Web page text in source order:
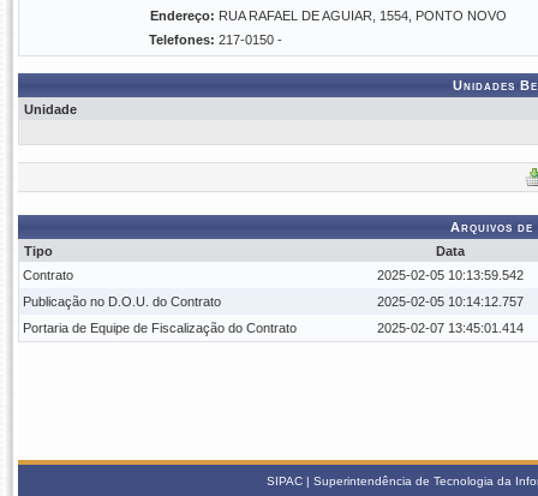
Endereço: RUA RAFAEL DE AGUIAR, 1554, PONTO NOVO
Telefones: 217-0150 -
Unidades
Unidade
Arquivos
Tipo
Data
Contrato
2025-02-05 10:13:59.542
Publicação no D.O.U. do Contrato
2025-02-05 10:14:12.757
Portaria de Equipe de Fiscalização do Contrato
2025-02-07 13:45:01.414
SIPAC | Superintendência de Tecnologia da